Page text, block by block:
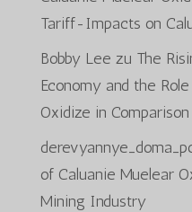
Tariff-Impacts on
Bobby Lee zu The
Economy and the
Oxidize in
of Caluanie Muelear
Mining Industry